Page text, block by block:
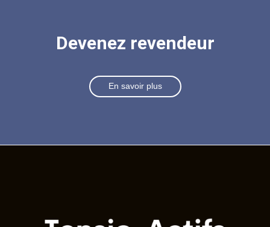
Devenez revendeur
En savoir plus